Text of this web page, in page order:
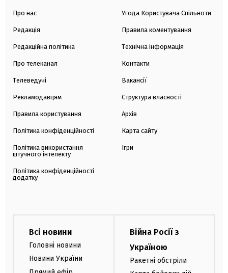
Про нас
Редакція
Редакційна політика
Про телеканал
Телеведучі
Рекламодавцям
Правила користування
Політика конфіденційності
Політика використання
штучного інтелекту
Політика конфіденційності
додатку
Угода Користувача Спільноти
Правила коментування
Технічна інформація
Контакти
Вакансії
Структура власності
Архів
Карта сайту
Ігри
Всі новини
Головні новини
Новини України
Війна Росії з
Україною
Ракетні обстріли